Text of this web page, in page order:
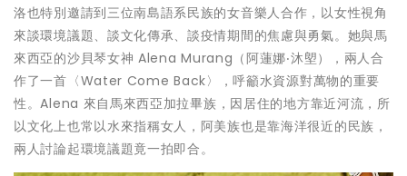
洛也特別邀請到三位南島語系民族的女音樂人合作，以女性視角
來談環境議題、談文化傳承、談疫情期間的焦慮與勇氣。她與馬
來西亞的沙貝琴女神 Alena Murang（阿蓮娜‧沐塱），兩人合
作了一首〈Water Come Back〉，呼籲水資源對萬物的重要
性。Alena 來自馬來西亞加拉畢族，因居住的地方靠近河流，所
以文化上也常以水來指稱女人，阿美族也是靠海洋很近的民族，
兩人討論起環境議題竟一拍即合。